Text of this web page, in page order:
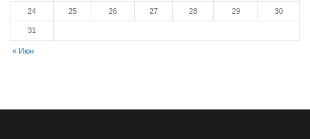
« Июн
24 25 26 27 28 29 30
31